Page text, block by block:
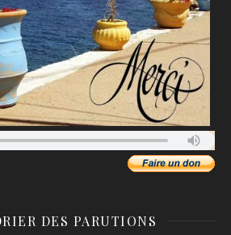
DES PARUTIONS